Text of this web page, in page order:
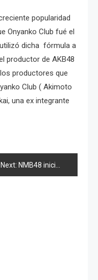
popularidad
Onyanko Club fué el
dicha fórmula a
productor de AKB48
productores que
Club ( Akimoto
una ex integrante
Next: NMB48 inicia actividades en Noviembre